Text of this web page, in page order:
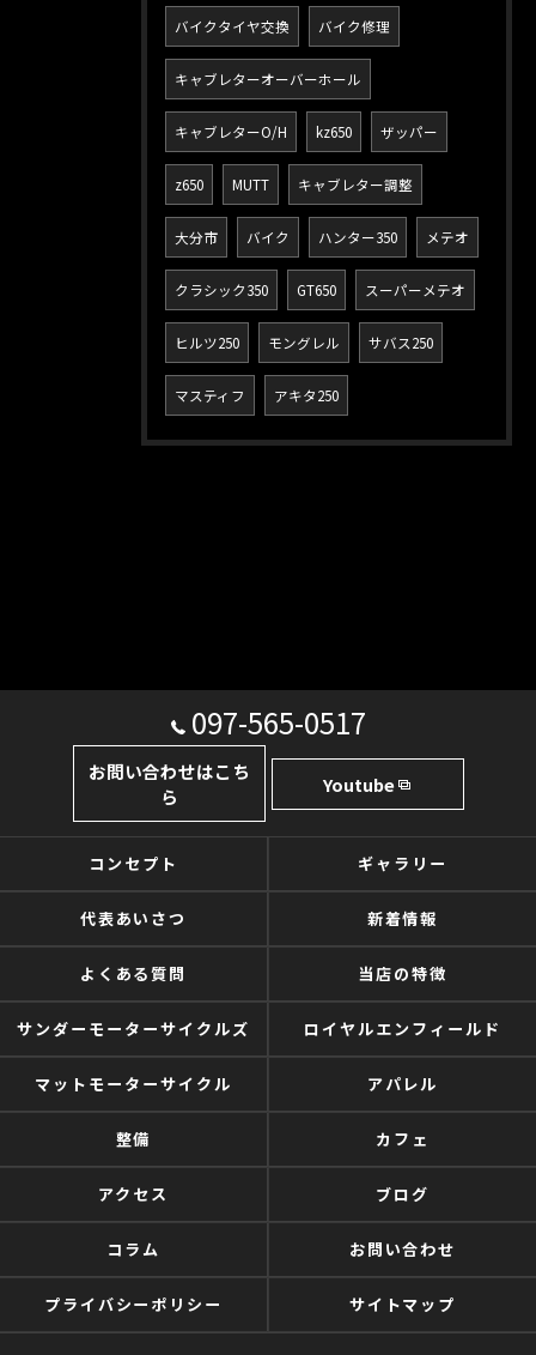
バイクタイヤ交換 バイク修理
キャブレターオーバーホール
キャブレターO/H kz650 ザッパー
z650 MUTT キャブレター調整
大分市 バイク ハンター350 メテオ
クラシック350 GT650 スーパーメテオ
ヒルツ250 モングレル サバス250
マスティフ アキタ250
097-565-0517
お問い合わせはこち
ら
Youtube
コンセプト ギャラリー
代表あいさつ 新着情報
よくある質問 当店の特徴
サンダーモーターサイクルズ ロイヤルエンフィールド
マットモーターサイクル アパレル
整備 カフェ
アクセス ブログ
コラム お問い合わせ
プライバシーポリシー サイトマップ